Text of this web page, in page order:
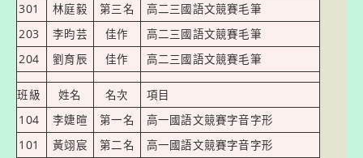
301
林庭毅 第三名
高二三國語文競賽毛筆
203
李昀芸 佳作
高二三國語文競賽毛筆
204
劉育辰 佳作 高二三國語文競賽毛筆
班級 姓名 名次
項目
104
李婕暄 第一名
高一國語文競賽字音字形
101
黃翊宸 第二名
高一國語文競賽字音字形